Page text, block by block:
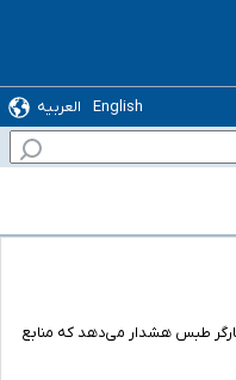
English
العربیه
کارگر طبس هشدار می‌دهد که منابع